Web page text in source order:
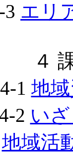
3 エリ
４
4-1 地
2 い
地域活